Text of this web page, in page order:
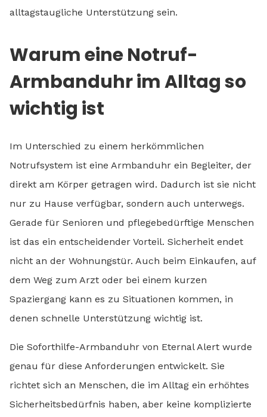
alltagstaugliche Unterstützung sein.
Warum eine Notruf-
Armbanduhr im Alltag so
wichtig ist
Im Unterschied zu einem herkömmlichen
Notrufsystem ist eine Armbanduhr ein Begleiter, der
direkt am Körper getragen wird. Dadurch ist sie nicht
nur zu Hause verfügbar, sondern auch unterwegs.
Gerade für Senioren und pflegebedürftige Menschen
ist das ein entscheidender Vorteil. Sicherheit endet
nicht an der Wohnungstür. Auch beim Einkaufen, auf
dem Weg zum Arzt oder bei einem kurzen
Spaziergang kann es zu Situationen kommen, in
denen schnelle Unterstützung wichtig ist.
Die Soforthilfe-Armbanduhr von Eternal Alert wurde
genau für diese Anforderungen entwickelt. Sie
richtet sich an Menschen, die im Alltag ein erhöhtes
Sicherheitsbedürfnis haben, aber keine komplizierte